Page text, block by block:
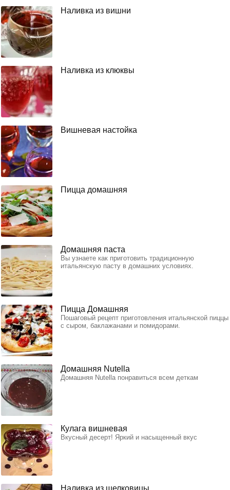
Наливка из вишни
Наливка из клюквы
Вишневая настойка
Пицца домашняя
Домашняя паста
Вы узнаете как приготовить традиционную
итальянскую пасту в домашних условиях.
Пицца Домашняя
Пошаговый рецепт приготовления итальянской пиццы
с сыром, баклажанами и помидорами.
Домашняя Nutella
Домашняя Nutella понравиться всем деткам
Кулага вишневая
Вкусный десерт! Яркий и насыщенный вкус
Наливка из шелковицы